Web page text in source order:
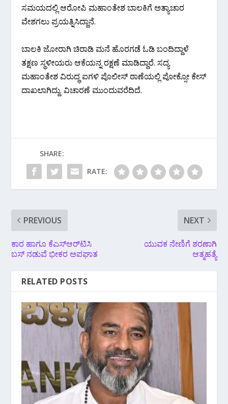
ಸಮಯದಲ್ಲಿ ಆರೋಪಿ ಮಹಾಂತೇಶ ಬಾಲಕಿಗೆ ಅತ್ಯಾಚಾರ
ವೇಶಗಲು ಪ್ರಯತ್ನಿಸಿದ್ದಾನೆ.
ಬಾಲಕಿ ಜೋರಾಗಿ ಚಿರಾಡಿ ಮನೆ ಹೊರಗಡೆ ಓಡಿ ಬಂದಿದ್ದಾಳೆ
ತಕ್ಷಣ ಸ್ಥಳೀಯರು ಆಕೆಯನ್ನ ರಕ್ಷಣೆ ಮಾಡಿದ್ದಾರೆ. ಸದ್ಯ
ಮಹಾಂತೇಶ ವಿರುದ್ಧ ಐಗಳಿ ಪೊಲೀಸ್ ಠಾಣೆಯಲ್ಲಿ ಪೋಕ್ಸೋ ಕೇಸ್
ದಾಖಲಾಗಿದ್ದು. ವಿಚಾರಣೆ ಮುಂದುವರೆದಿದೆ.
SHARE:
RATE:
PREVIOUS
ಕಾರ ಹಾಗೂ ಕೆಎಸ್ಆರ್‌ಟಿಸಿ
ಬಸ್ ನಡುವೆ ಭೀಕರ ಅಪಘಾತ
NEXT
ಯುವಕ ನೇಣಿಗೆ ಶರಣಾಗಿ
ಆತ್ಮಹತ್ಯೆ
RELATED POSTS